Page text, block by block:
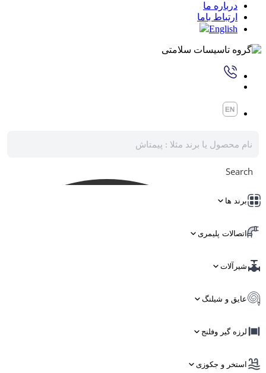
درباره ما
ارتباط باما
English
Search
برند ها
اتصالات پلیمری
شیرآلات
عایق و شیلنگ
لرزه گیر وفلنج
استخر و جکوزی